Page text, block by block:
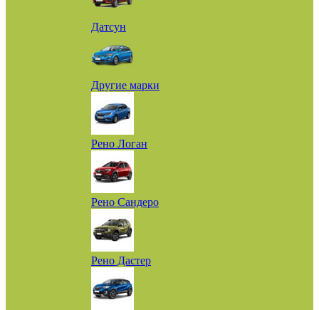
Датсун
Другие марки
Рено Логан
Рено Сандеро
Рено Дастер